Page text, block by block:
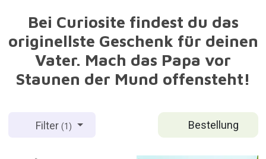
Bei Curiosite findest du das
originellste Geschenk für deinen
Vater. Mach das Papa vor
Staunen der Mund offensteht!
Bestellung
Filter(1)